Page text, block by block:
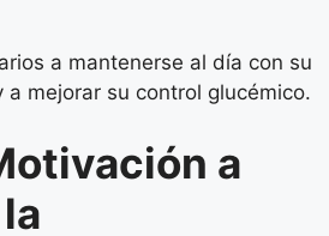
a mantenerse al día con su
mejorar su control glucémico.
a